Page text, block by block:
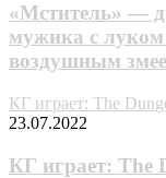
«Мститель» —
мужика c луком
воздушным
КГ играет: The
23.07.2022
КГ играет: The